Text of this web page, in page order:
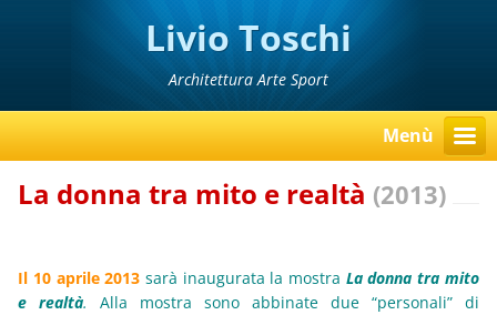
Livio Toschi
Architettura Arte Sport
Menù
La donna tra mito e realtà (2013)
Il 10 aprile 2013 sarà inaugurata la mostra La donna tra mito
e realtà.Alla mostra sono abbinate due “personali” di